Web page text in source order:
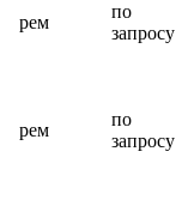
рем
по
запросу
рем
по
запросу